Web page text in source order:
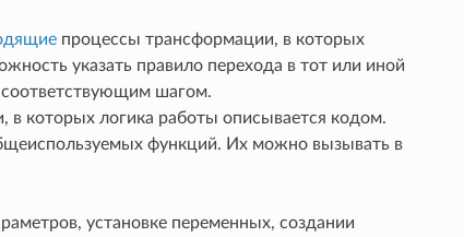
процессы трансформации, в которых
указать правило перехода в тот или иной
соответствующим шагом.
которых логика работы описывается кодом.
функций. Их можно вызывать в
установке переменных, создании